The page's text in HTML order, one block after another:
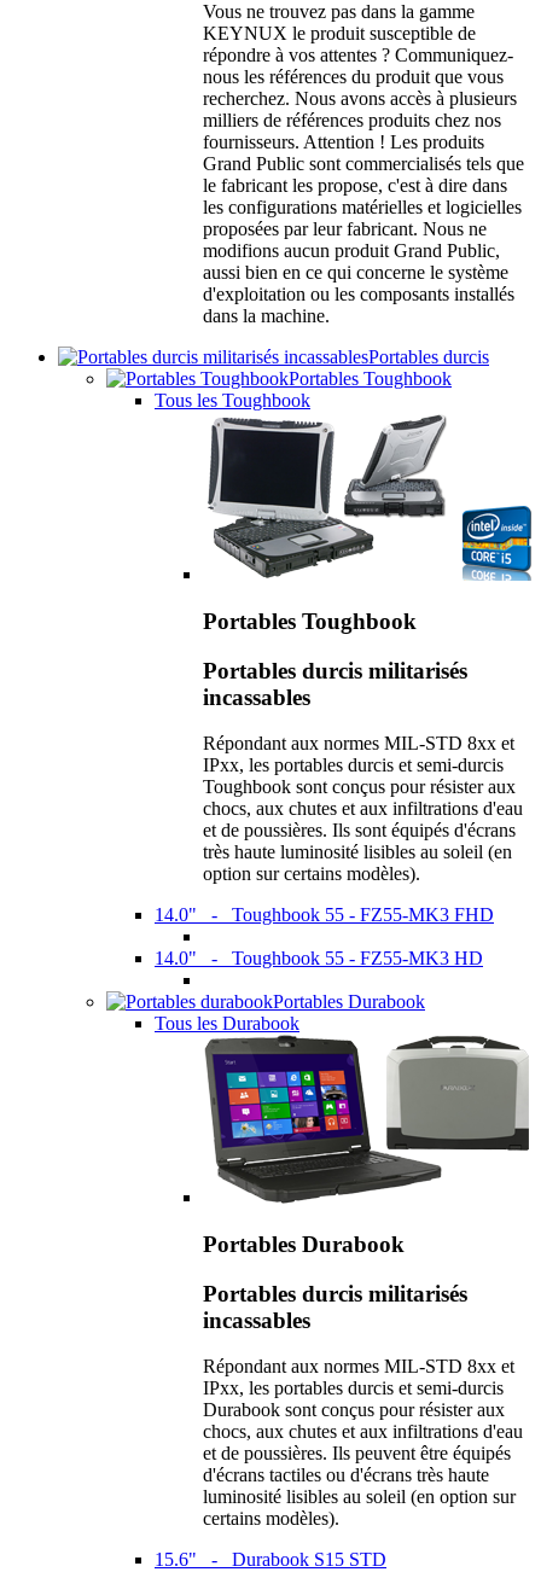
Vous ne trouvez pas dans la gamme
KEYNUX le produit susceptible de
répondre à vos attentes ? Communiquez-
nous les références du produit que vous
recherchez. Nous avons accès à plusieurs
milliers de références produits chez nos
fournisseurs. Attention ! Les produits
Grand Public sont commercialisés tels que
le fabricant les propose, c'est à dire dans
les configurations matérielles et logicielles
proposées par leur fabricant. Nous ne
modifions aucun produit Grand Public,
aussi bien en ce qui concerne le système
d'exploitation ou les composants installés
dans la machine.
Portables durcis
Portables Toughbook
Tous les Toughbook
Portables Toughbook
Portables durcis militarisés
incassables
Répondant aux normes MIL-STD 8xx et
IPxx, les portables durcis et semi-durcis
Toughbook sont conçus pour résister aux
chocs, aux chutes et aux infiltrations d'eau
et de poussières. Ils sont équipés d'écrans
très haute luminosité lisibles au soleil (en
option sur certains modèles).
14.0" - Toughbook 55 - FZ55-MK3 FHD
14.0" - Toughbook 55 - FZ55-MK3 HD
Portables Durabook
Tous les Durabook
Portables Durabook
Portables durcis militarisés
incassables
Répondant aux normes MIL-STD 8xx et
IPxx, les portables durcis et semi-durcis
Durabook sont conçus pour résister aux
chocs, aux chutes et aux infiltrations d'eau
et de poussières. Ils peuvent être équipés
d'écrans tactiles ou d'écrans très haute
luminosité lisibles au soleil (en option sur
certains modèles).
15.6" - Durabook S15 STD